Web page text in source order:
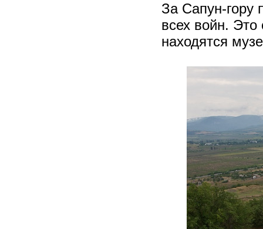
За Сапун-гору
всех войн. Это
находятся